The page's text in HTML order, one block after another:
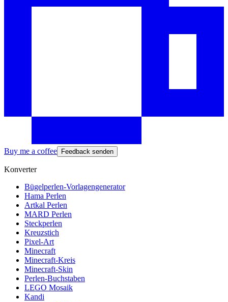
Buy me a coffee Feedback senden
Konverter
Bügelperlen-Vorlagengenerator
Hama Perlen
Artkal Perlen
MARD Perlen
Steckperlen
Kreuzstich
Pixel-Art
Minecraft
Minecraft-Kreis
Minecraft-Skin
Perlen-Buchstaben
LEGO Mosaik
Kandi